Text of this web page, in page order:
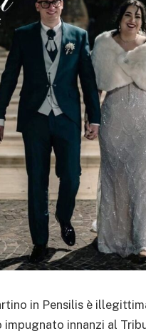
in Pensilis è
impugnato innanzi al